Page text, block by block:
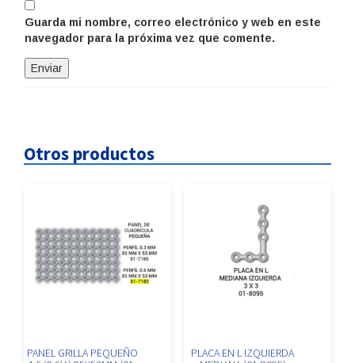
Guarda mi nombre, correo electrónico y web en este
navegador para la próxima vez que comente.
Otros productos
PANEL GRILLA PEQUEÑO
PLACA EN L IZQUIERDA